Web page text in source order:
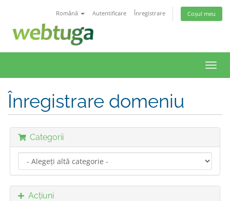
Română Autentificare Înregistrare Coșul meu
Înregistrare domeniu
Categorii
Acțiuni